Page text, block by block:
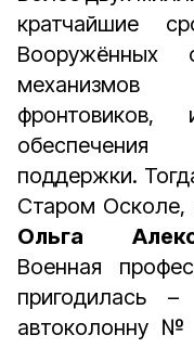
кратчайшие
фронтовиков,
поддержки.
Старом Осколе,
Ольга
Военная
пригодилась
автоколонну №